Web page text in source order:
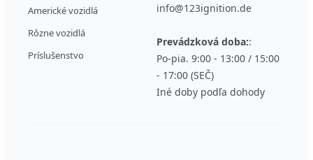
Americké vozidlá
Rôzne vozidlá
Príslušenstvo
info@123ignition.de
Prevádzková doba::
Po-pia. 9:00 - 13:00 / 15:00
- 17:00 (SEČ)
Iné doby podľa dohody